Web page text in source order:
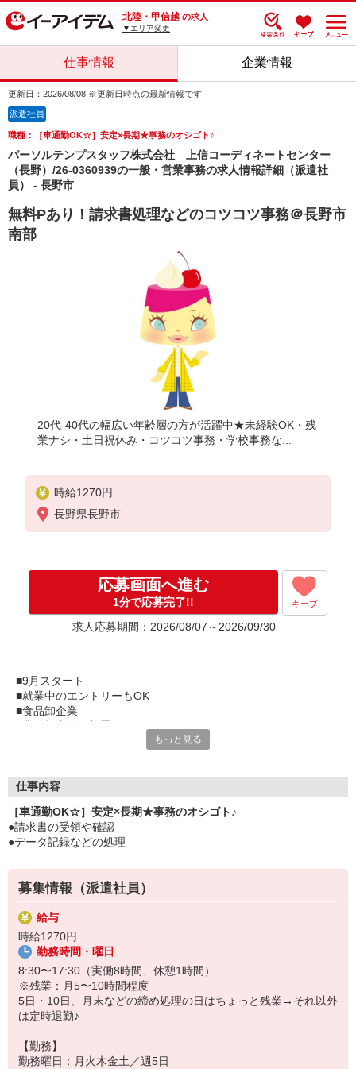
北陸・甲信越 の求人
▼エリア変更
仕事情報 企業情報
更新日：2026/08/08 ※更新日時点の最新情報です
派遣社員
職種：［車通勤OK☆］安定×長期★事務のオシゴト♪
パーソルテンプスタッフ株式会社 上信コーディネートセンター
（長野）/26-0360939の一般・営業事務の求人情報詳細（派遣社
員） - 長野市
無料Pあり！請求書処理などのコツコツ事務＠長野市
南部
20代-40代の幅広い年齢層の方が活躍中★未経験OK・残
業ナシ・土日祝休み・コツコツ事務・学校事務な...
時給1270円
長野県長野市
応募画面へ進む
1分で応募完了!! キープ
求人応募期間：2026/08/07～2026/09/30
■9月スタート
■就業中のエントリーもOK
■食品卸企業
■タイパ重視で働きたい方にもおすすめ
■制服あるので朝もラクなが〜く安定就業めざせる
もっと見る
仕事内容
［車通勤OK☆］安定×長期★事務のオシゴト♪
●請求書の受領や確認
●データ記録などの処理
募集情報（派遣社員）
給与
時給1270円
勤務時間・曜日
8:30〜17:30（実働8時間、休憩1時間）
※残業：月5〜10時間程度
5日・10日、月末などの締め処理の日はちょっと残業→それ以外
は定時退勤♪
【勤務】
勤務曜日：月火木金土／週5日